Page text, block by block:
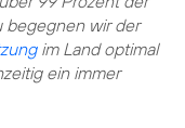
begegnen wir der
im Land optimal
ein immer